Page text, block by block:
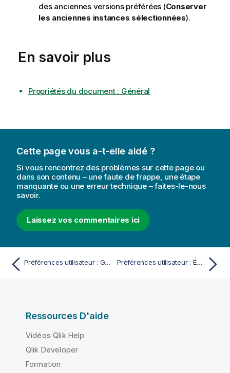
s
des anciennes versions préférées (Conserver
les anciennes instances sélectionnées).
En savoir plus
Propriétés du document : Général
Cette page vous a-t-elle aidé ?
Si vous rencontrez des problèmes sur cette page ou
dans son contenu – une faute de frappe, une étape
manquante ou une erreur technique – faites-le-nous
savoir.
Laissez vos commentaires ici
Préférences utilisateur : Général Préférences utilisateur : Éditeur
Ressources D'aide
Vidéos Qlik Help
Qlik Developer
Formation